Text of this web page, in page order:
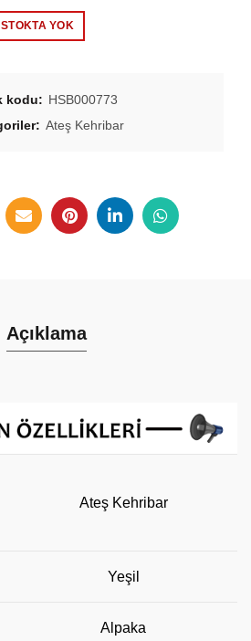
STOKTA YOK
kodu: HSB000773
Ateş Kehribar
Açıklama
Ateş Kehribar
Yeşil
Alpaka